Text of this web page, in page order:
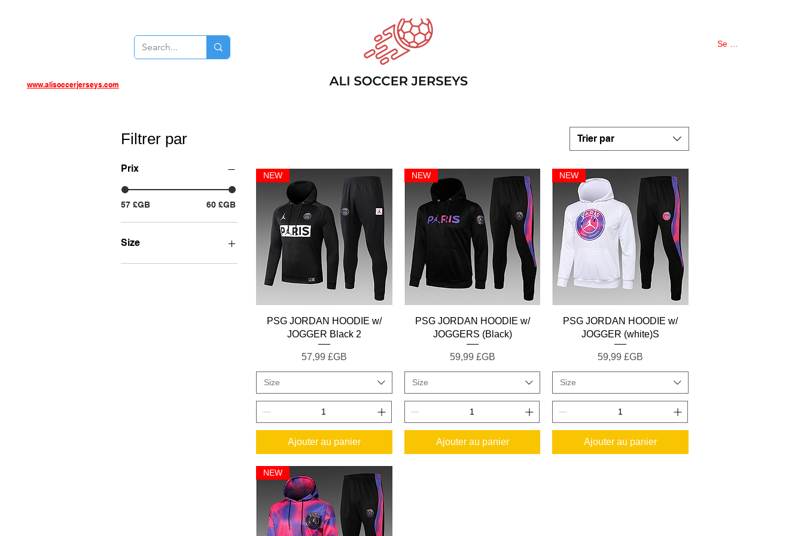
www.alisoccerjerseys.com
Se connecter
Filtrer par
Prix
57 £GB 60 £GB
Size
Large
Trier par
Aperçu rapide
NEW
PSG JORDAN HOODIE w/
JOGGER Black 2
Prix
57,99 £GB
Size
Ajouter au panier
Aperçu rapide
NEW
PSG JORDAN HOODIE w/
JOGGERS (Black)
Prix
59,99 £GB
Size
Ajouter au panier
Aperçu rapide
NEW
PSG JORDAN HOODIE w/
JOGGER (white)S
Prix
59,99 £GB
Size
Ajouter au panier
NEW